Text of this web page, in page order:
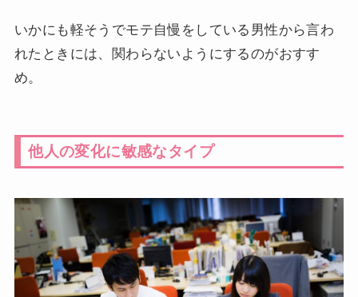
いかにも軽そうでモテ自慢をしている男性から言わ
れたときには、関わらないようにするのがおすす
め。
他人の変化に敏感なタイプ